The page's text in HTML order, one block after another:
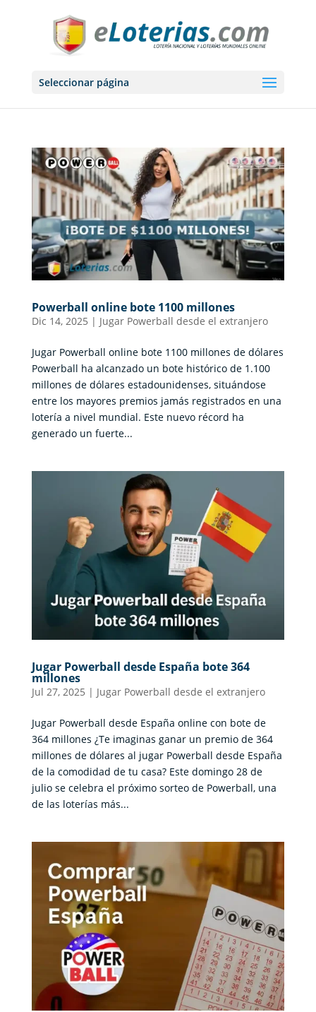
Seleccionar página
Powerball online bote 1100 millones
Dic 14, 2025 | Jugar Powerball desde el extranjero
Jugar Powerball online bote 1100 millones de dólares
Powerball ha alcanzado un bote histórico de 1.100
millones de dólares estadounidenses, situándose
entre los mayores premios jamás registrados en una
lotería a nivel mundial. Este nuevo récord ha
generado un fuerte...
Jugar Powerball desde España bote 364
millones
Jul 27, 2025 | Jugar Powerball desde el extranjero
Jugar Powerball desde España online con bote de
364 millones ¿Te imaginas ganar un premio de 364
millones de dólares al jugar Powerball desde España
de la comodidad de tu casa? Este domingo 28 de
julio se celebra el próximo sorteo de Powerball, una
de las loterías más...